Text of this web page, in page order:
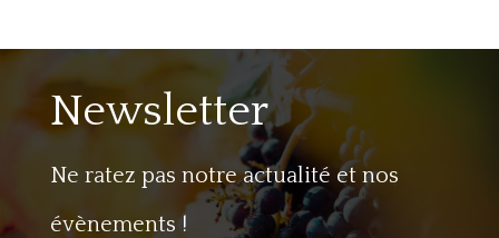
Newsletter
Ne ratez pas notre actualité et nos
évènements !